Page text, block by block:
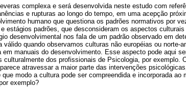
complexa e será desenvolvida neste estudo com
e rupturas ao longo do tempo, em uma acepção
humano que questiona os padrões normativos por
estágios padrões, que desconsideram os aspectos
desenvolvimental nos fala de um padrão observado em
válido quando observamos culturas não européias ou norte-
em manuais do desenvolvimento. Esse aspecto pode aqui
culturalmente dos profissionais de Psicologia, por exemplo.
atravessar a maior parte das intervenções
modo a cultura pode ser compreendida e incorporada
exemplo?